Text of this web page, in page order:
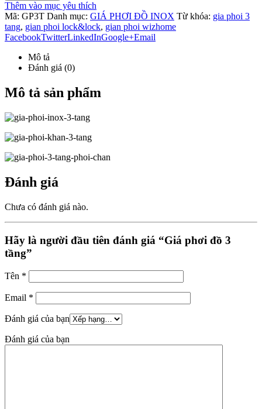
Thêm vào mục yêu thích
Mã: GP3T Danh mục: GIÁ PHƠI ĐỒ INOX Từ khóa: gia phoi 3
tang, gian phoi lock&lock, gian phoi wizhome
FacebookTwitterLinkedInGoogle+Email
Mô tả
Đánh giá (0)
Mô tả sản phẩm
Đánh giá
Chưa có đánh giá nào.
Hãy là người đầu tiên đánh giá “Giá phơi đồ 3
tầng”
Tên *
Email *
Đánh giá của bạn
Đánh giá của bạn